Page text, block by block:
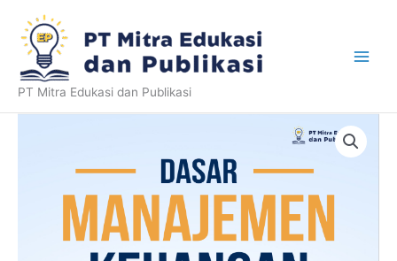
content
PT Mitra Edukasi dan Publikasi